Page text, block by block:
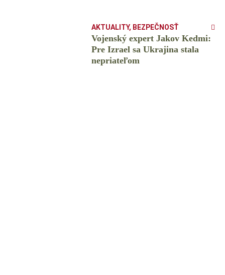
AKTUALITY, BEZPEČNOSŤ
Vojenský expert Jakov Kedmi:
Pre Izrael sa Ukrajina stala
nepriateľom